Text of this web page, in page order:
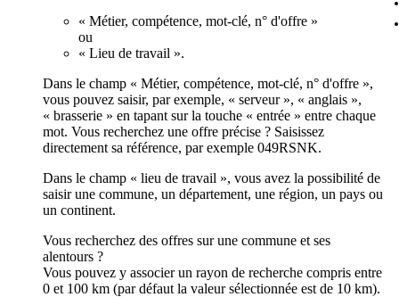
« Métier, compétence, mot-clé, n° d'offre »
ou
« Lieu de travail ».
Dans le champ « Métier, compétence, mot-clé, n° d'offre »,
vous pouvez saisir, par exemple, « serveur », « anglais »,
« brasserie » en tapant sur la touche « entrée » entre chaque
mot. Vous recherchez une offre précise ? Saisissez
directement sa référence, par exemple 049RSNK.
Dans le champ « lieu de travail », vous avez la possibilité de
saisir une commune, un département, une région, un pays ou
un continent.
Vous recherchez des offres sur une commune et ses
alentours ?
Vous pouvez y associer un rayon de recherche compris entre
0 et 100 km (par défaut la valeur sélectionnée est de 10 km).